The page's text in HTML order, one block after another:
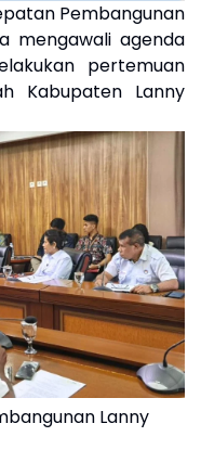
Pembangunan
mengawali agenda
pertemuan
Kabupaten Lanny
Lanny